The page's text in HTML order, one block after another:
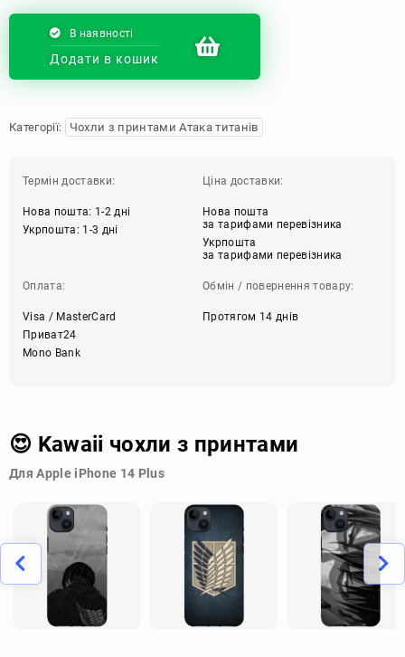
В наявності
Додати в кошик
Категорії: Чохли з принтами Атака титанів
Термін доставки:
Нова пошта: 1-2 дні
Укрпошта: 1-3 дні
Ціна доставки:
Нова пошта
за тарифами перевізника
Укрпошта
за тарифами перевізника
Оплата:
Visa / MasterCard
Приват24
Mono Bank
Обмін / повернення товару:
Протягом 14 днів
😍 Kawaii чохли з принтами
Для Apple iPhone 14 Plus